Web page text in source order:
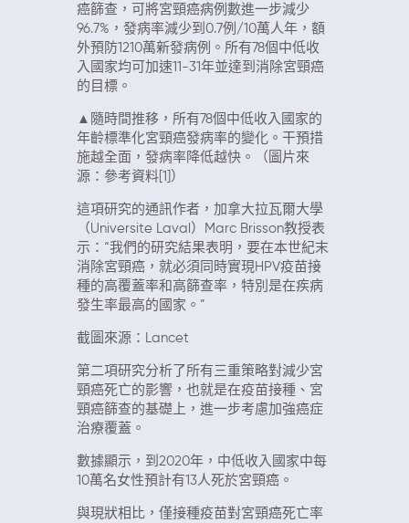
癌篩查，可將宮頸癌病例數進一步減少
96.7%，發病率減少到0.7例/10萬人年，額
外預防1210萬新發病例。所有78個中低收
入國家均可加速11-31年並達到消除宮頸癌
的目標。
▲隨時間推移，所有78個中低收入國家的
年齡標準化宮頸癌發病率的變化。干預措
施越全面，發病率降低越快。（圖片來
源：參考資料[1]）
這項研究的通訊作者，加拿大拉瓦爾大學
（Universite Laval）Marc Brisson教授表
示：“我們的研究結果表明，要在本世紀末
消除宮頸癌，就必須同時實現HPV疫苗接
種的高覆蓋率和高篩查率，特別是在疾病
發生率最高的國家。”
截圖來源：Lancet
第二項研究分析了所有三重策略對減少宮
頸癌死亡的影響，也就是在疫苗接種、宮
頸癌篩查的基礎上，進一步考慮加強癌症
治療覆蓋。
數據顯示，到2020年，中低收入國家中每
10萬名女性預計有13人死於宮頸癌。
與現狀相比，僅接種疫苗對宮頸癌死亡率